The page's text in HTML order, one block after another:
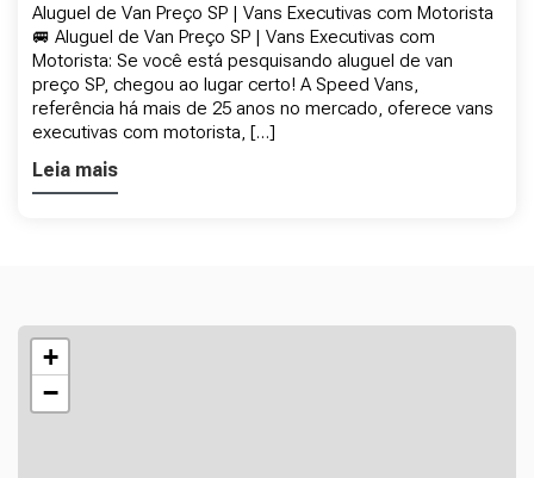
Aluguel de Van Preço SP | Vans Executivas com Motorista
🚐 Aluguel de Van Preço SP | Vans Executivas com
Motorista: Se você está pesquisando aluguel de van
preço SP, chegou ao lugar certo! A Speed Vans,
referência há mais de 25 anos no mercado, oferece vans
executivas com motorista, […]
Leia mais
+
−